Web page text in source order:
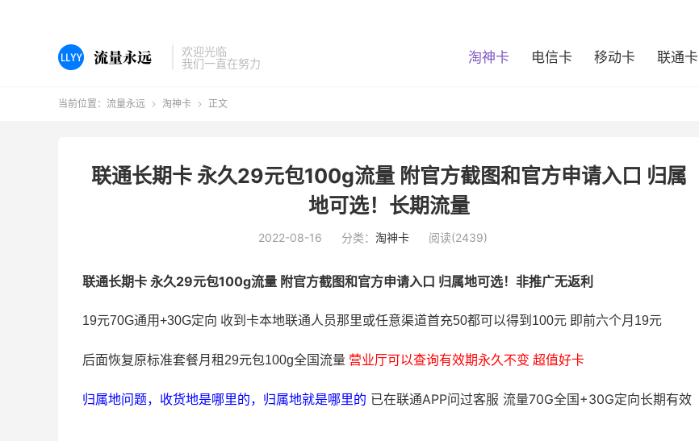
欢迎光临
我们一直在努力
淘神卡 电信卡 移动卡 联通卡
当前位置： 流量永远  淘神卡  正文
联通长期卡 永久29元包100g流量 附官方截图和官方申请入口 归属
地可选！长期流量
2022-08-16 分类： 淘神卡 阅读(2439)
联通长期卡 永久29元包100g流量 附官方截图和官方申请入口 归属地可选！非推广无返利
19元70G通用+30G定向 收到卡本地联通人员那里或任意渠道首充50都可以得到100元 即前六个月19元
后面恢复原标准套餐月租29元包100g全国流量 营业厅可以查询有效期永久不变 超值好卡
归属地问题，收货地是哪里的，归属地就是哪里的 已在联通APP问过客服 流量70G全国+30G定向长期有效